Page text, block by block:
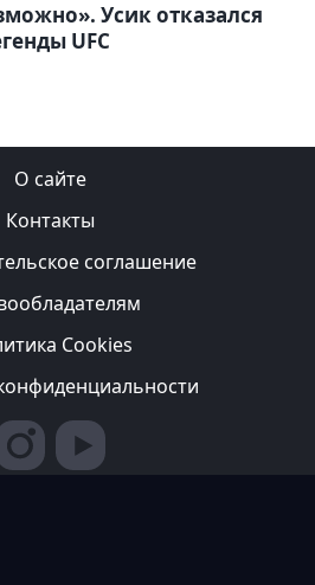
Усик отказался
UFC
О сайте
Контакты
соглашение
Cookies